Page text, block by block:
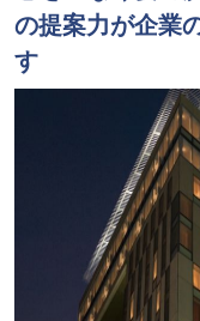
の提案力が企業
す